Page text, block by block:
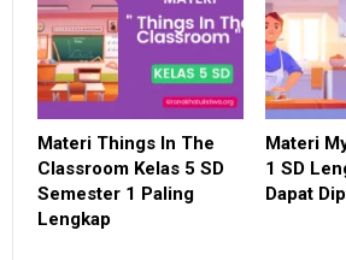
Materi Things In The
Classroom Kelas 5 SD
Semester 1 Paling
Lengkap
Materi
1 SD
Dapat